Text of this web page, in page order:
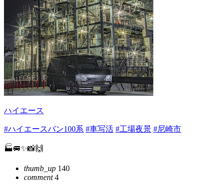
ハイエース
#ハイエースバン100系 #車写活 #工場夜景 #尼崎市
🏭🚐✨📸🙌
thumb_up 140
comment4